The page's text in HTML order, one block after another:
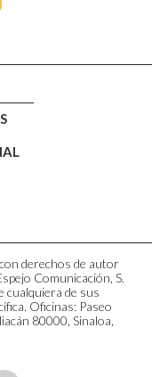
derechos de autor
Comunicación, S.
cualquiera de sus
Oficinas: Paseo
80000, Sinaloa,